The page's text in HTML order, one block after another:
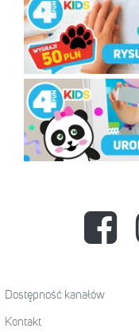
Dostępność kanałów
Kontakt